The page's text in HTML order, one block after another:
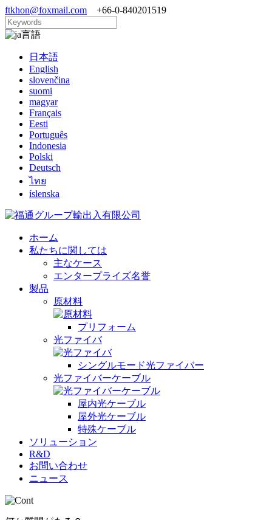
ftkhon@foxmail.com +66-0-840201519
言語
日本語
English
slovenčina
suomi
magyar
Français
Eesti
Português
Indonesia
Polski
Deutsch
ไทย
íslenska
ホーム
私たちに関しては
主なケース
エンタープライズ名誉
製品
原材料
プリフォーム
光ファイバ
シングルモード光ファイバー
光ファイバーケーブル
屋内光ケーブル
屋外光ケーブル
特殊ケーブル
ソリューション
R&D
お問い合わせ
ニュース